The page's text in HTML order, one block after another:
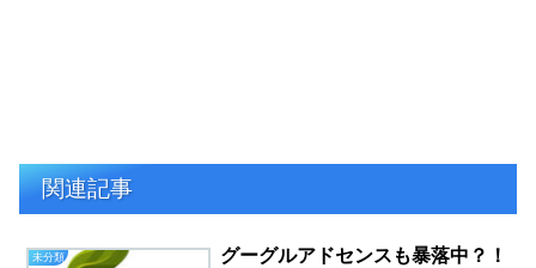
関連記事
未分類
グーグルアドセンスも暴落中？！